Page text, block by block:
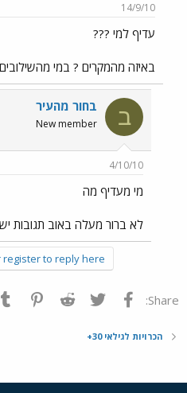
14/9/10
עדיף למי ???
באיזה מהמקרים ? במי
ב בחור מהעיר
New member
4/10/10
מי מעדיף מה
לא ברור מעלה באוב תגובות
to reply here.
Share: פייסבוק Twitter
Reddit
הכרויות לגילאי 30+